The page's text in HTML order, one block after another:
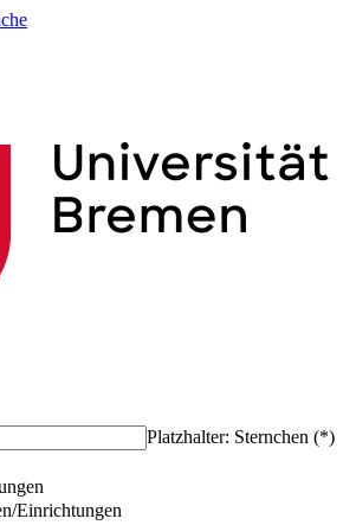
Platzhalter: Sternchen (*)
Einrichtungen